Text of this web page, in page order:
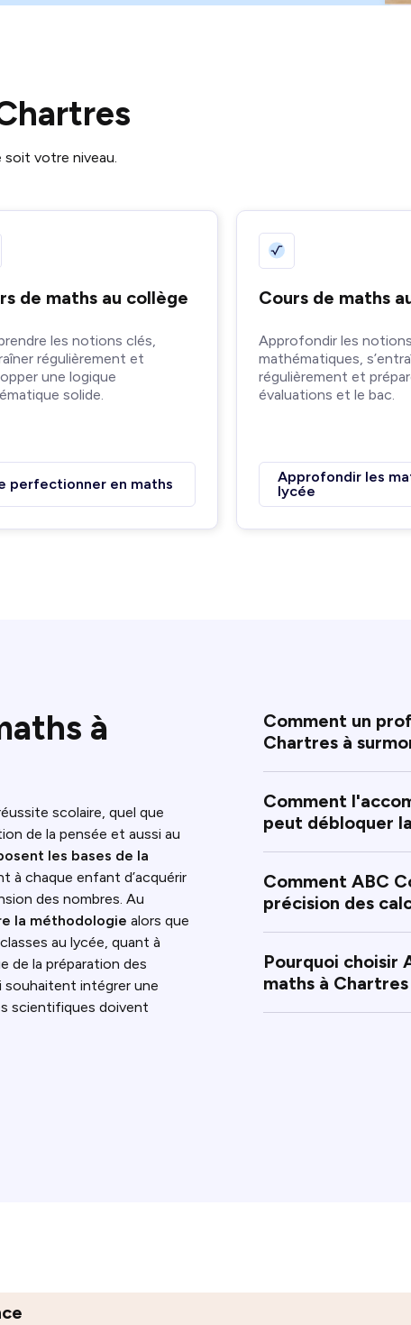
soit votre niveau.
de maths au collège
les notions clés,
régulièrement et
une logique
solide.
perfectionner en maths
Cours de maths
Approfondir les notions
mathématiques,
régulièrement et
évaluations et le bac.
Approfondir les
lycée
à
scolaire, quel que
de la pensée et aussi au
les bases de la
à chaque enfant d’acquérir
des nombres. Au
la méthodologie alors que
au lycée, quant à
de la préparation des
souhaitent intégrer une
scientifiques doivent
Comment un
Chartres à
Comment
peut débloquer
Comment ABC
précision des
Pourquoi choisir
maths à Chartres